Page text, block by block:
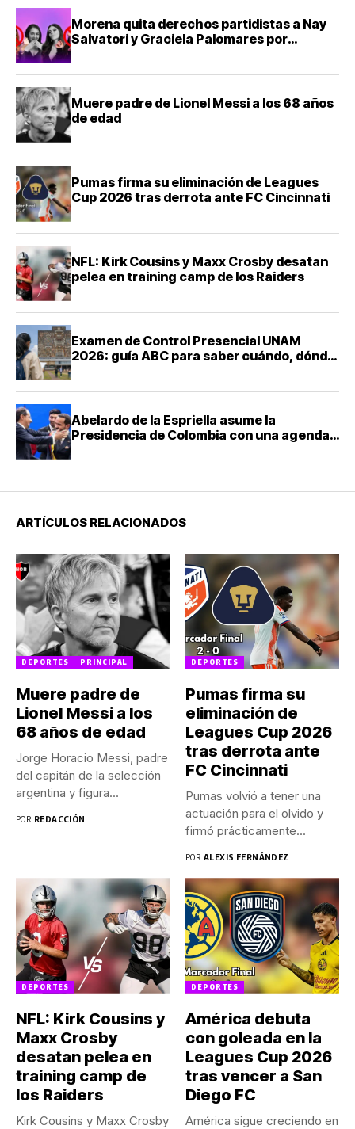
Morena quita derechos partidistas a Nay
Salvatori y Graciela Palomares por
Muere padre de Lionel Messi a los 68 años
de edad
Pumas firma su eliminación de Leagues
Cup 2026 tras derrota ante FC Cincinnati
NFL: Kirk Cousins y Maxx Crosby desatan
pelea en training camp de los Raiders
Examen de Control Presencial UNAM
2026: guía ABC para saber cuándo, dónde
Abelardo de la Espriella asume la
Presidencia de Colombia con una agenda
ARTÍCULOS RELACIONADOS
DEPORTES PRINCIPAL
Muere padre de
Lionel Messi a los
68 años de edad
Jorge Horacio Messi, padre
del capitán de la selección
argentina y figura...
POR:REDACCIÓN
DEPORTES
Pumas firma su
eliminación de
Leagues Cup 2026
tras derrota ante
FC Cincinnati
Pumas volvió a tener una
actuación para el olvido y
firmó prácticamente...
POR:ALEXIS FERNÁNDEZ
DEPORTES
NFL: Kirk Cousins y
Maxx Crosby
desatan pelea en
training camp de
los Raiders
Kirk Cousins y Maxx Crosby
DEPORTES
América debuta
con goleada en la
Leagues Cup 2026
tras vencer a San
Diego FC
América sigue creciendo en